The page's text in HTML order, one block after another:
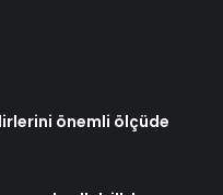
önemli ölçüde